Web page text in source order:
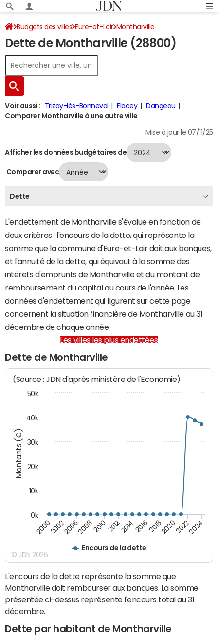
Budgets des villes Eure-et-Loir Montharville
Dette au 31/12/2024
Dette de Montharville (28800)
Voir aussi : Trizay-lès-Bonneval Flacey
Dangeau
Comparer Montharville à une autre ville
Mise à jour le 07/11/25
Afficher les données budgétaires de
Comparer avec
Dette
L'endettement de Montharville s'évalue en fonction de
deux critères : l'encours de la dette, qui représente la
somme que la commune d'Eure-et-Loir doit aux banques,
et l'annuité de la dette, qui équivaut à la somme des
intérêts d'emprunts de Montharville et du montant de
remboursement du capital au cours de l'année. Les
données d'endettement qui figurent sur cette page
concernent la situation financière de Montharville au 31
décembre de chaque année.
Les villes les plus endettées
Dette de Montharville
Montants (€)
(Source : JDN d'après ministère de l'Economie)
Encours de la dette
20002002200620082010 2012201420162018202020222024
0k
10k
20k
30k
40k
50k
© JDN 2026
L'encours de la dette représente la somme que
Montharville doit rembourser aux banques. La somme
présentée ci-dessus représente l'encours total au 31
décembre.
Dette par habitant de Montharville